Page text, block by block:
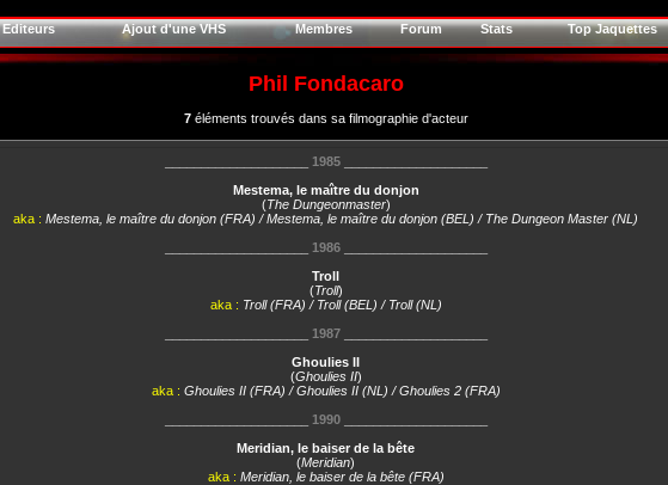
Editeurs Ajout d'une VHS Membres Forum Stats Top Jaquettes
Phil Fondacaro
7éléments trouvés dans sa filmographie d'acteur
1985____________________
Mestema, le maître du donjon
(The Dungeonmaster)
aka : Mestema, le maître du donjon (FRA) / Mestema, le maître du donjon (BEL) / The Dungeon Master (NL)
1986____________________
Troll
(Troll)
aka : Troll (FRA) / Troll (BEL) / Troll (NL)
1987____________________
Ghoulies II
(Ghoulies II)
aka : Ghoulies II (FRA) / Ghoulies II (NL) / Ghoulies 2 (FRA)
1990____________________
Meridian, le baiser de la bête
(Meridian)
aka : Meridian, le baiser de la bête (FRA)